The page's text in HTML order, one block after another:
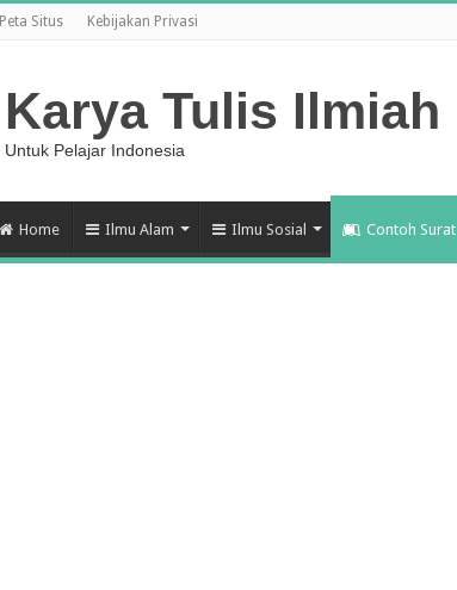
Peta Situs Kebijakan Privasi
Karya Tulis Ilmiah
Untuk Pelajar Indonesia
Home Ilmu Alam Ilmu Sosial Contoh Surat